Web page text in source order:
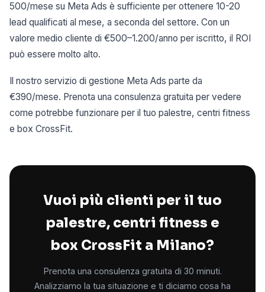
500/mese su Meta Ads è sufficiente per ottenere 10-20
lead qualificati al mese, a seconda del settore. Con un
valore medio cliente di €500–1.200/anno per iscritto, il ROI
può essere molto alto.
Il nostro servizio di gestione Meta Ads parte da
€390/mese. Prenota una consulenza gratuita per vedere
come potrebbe funzionare per il tuo palestre, centri fitness
e box CrossFit.
Vuoi più clienti per il tuo
palestre, centri fitness e
box CrossFit a Milano?
Prenota una consulenza gratuita di 30 minuti.
Analizziamo la tua situazione e ti diciamo cosa ha